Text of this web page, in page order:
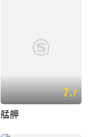
7.7
艋舺